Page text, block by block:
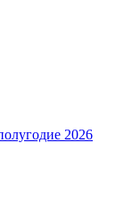
2026